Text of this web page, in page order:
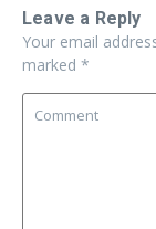
Leave a Reply
Your email
marked *